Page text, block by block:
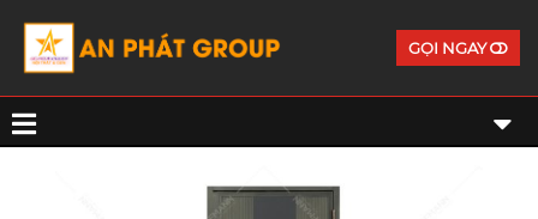
GỌI NGAY